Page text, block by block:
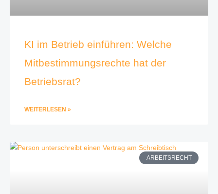
KI im Betrieb einführen: Welche
Mitbestimmungsrechte hat der
Betriebsrat?
WEITERLESEN »
ARBEITSRECHT